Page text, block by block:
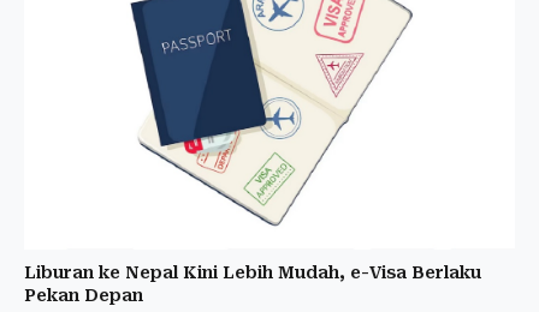
Liburan ke Nepal Kini Lebih Mudah, e-Visa Berlaku
Pekan Depan